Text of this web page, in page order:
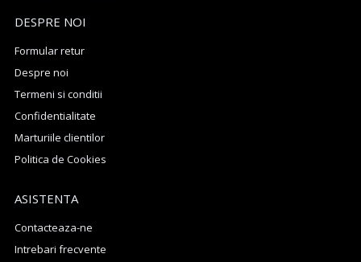
DESPRE NOI
Formular retur
Despre noi
Termeni si conditii
Confidentialitate
Marturiile clientilor
Politica de Cookies
ASISTENTA
Contacteaza-ne
Intrebari frecvente